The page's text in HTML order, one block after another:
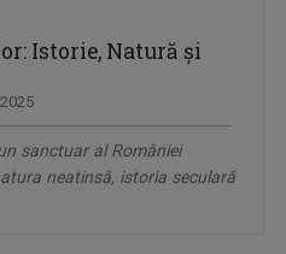
Istorie, Natură și
sanctuar al României
neatinsă, istoria seculară